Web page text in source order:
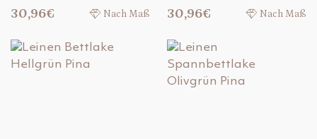
30,96€ Nach Maß 30,96€ Nach Maß